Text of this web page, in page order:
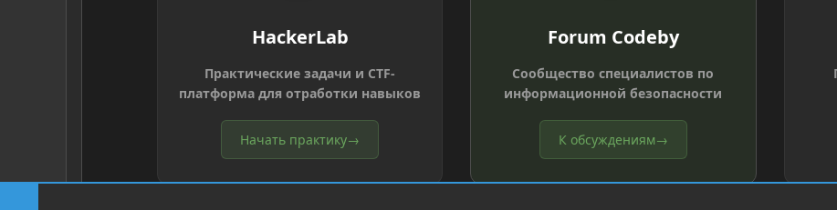
HackerLab
Практические задачи и CTF-
платформа для отработки навыков
Начать практику→
Forum Codeby
Сообщество специалистов по
информационной безопасности
К обсуждениям→